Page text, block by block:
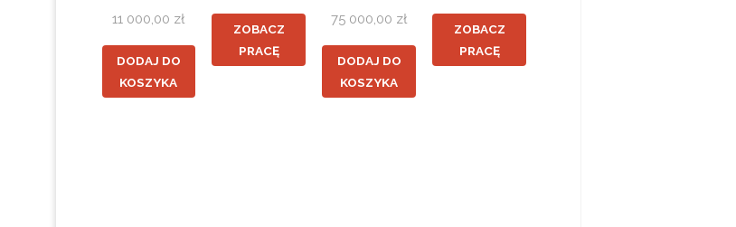
11 000,00 zł
DODAJ DO
KOSZYKA
ZOBACZ
PRACĘ
75 000,00 zł
DODAJ DO
KOSZYKA
ZOBACZ
PRACĘ